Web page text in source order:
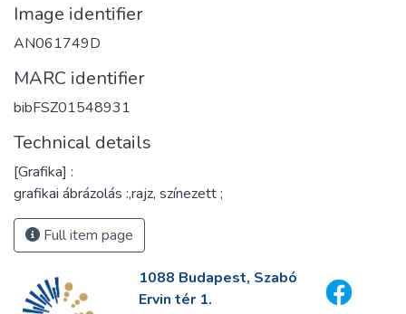
Image identifier
AN061749D
MARC identifier
bibFSZ01548931
Technical details
[Grafika] :
grafikai ábrázolás :,rajz, színezett ;
Full item page
1088 Budapest, Szabó
Ervin tér 1.